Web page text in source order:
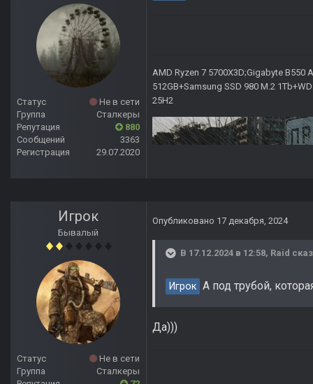
Статус
Не в сети
Группа
Сталкеры
Репутация
880
Сообщений
3363
Регистрация
29.07.2020
AMD Ryzen 7 5700X3D;Gigabyte B550
512GB+Samsung SSD 980 M.2
25H2
Игрок
Бывалый
Статус
Не в сети
Группа
Сталкеры
Опубликовано 17 декабря, 2024
В 17.12.2024 в 12:58, Raid
Игрок А под трубой,
Да)))